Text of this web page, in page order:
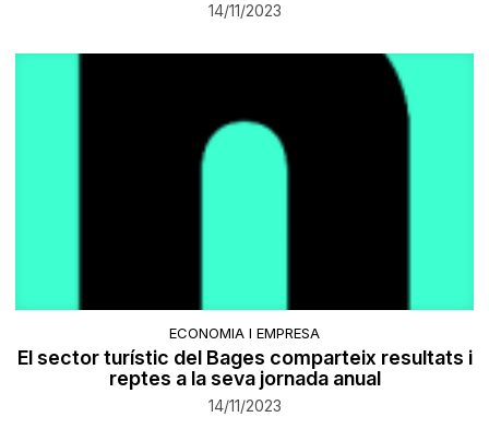
14/11/2023
ECONOMIA I EMPRESA
El sector turístic del Bages comparteix resultats i
reptes a la seva jornada anual
14/11/2023